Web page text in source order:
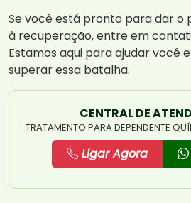
Se você está pronto para dar o
à recuperação, entre em
Estamos aqui para ajudar você
superar essa batalha.
CENTRAL DE
TRATAMENTO PARA DEPENDENTE
Ligar Agora